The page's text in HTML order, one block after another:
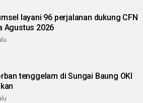
layani 96 perjalanan dukung CFN
Agustus 2026
tenggelam di Sungai Baung OKI